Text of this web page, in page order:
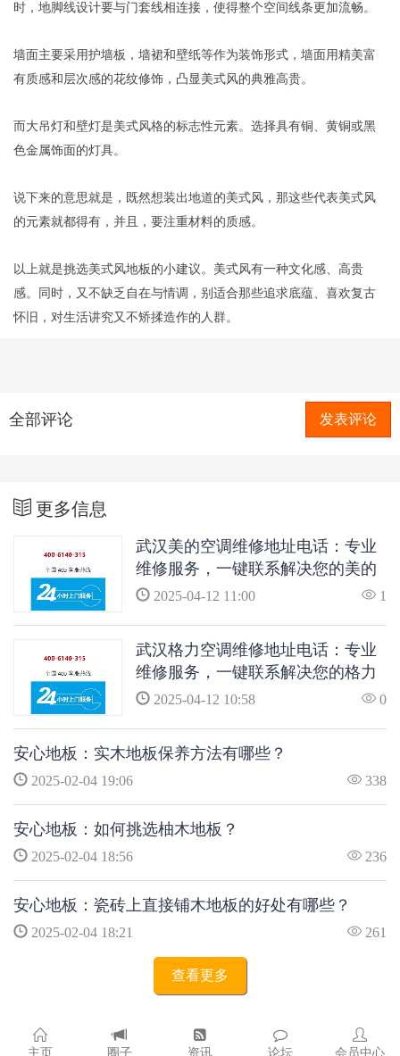
时，地脚线设计要与门套线相连接，使得整个空间线条更加流畅。
墙面主要采用护墙板，墙裙和壁纸等作为装饰形式，墙面用精美富
有质感和层次感的花纹修饰，凸显美式风的典雅高贵。
而大吊灯和壁灯是美式风格的标志性元素。选择具有铜、黄铜或黑
色金属饰面的灯具。
说下来的意思就是，既然想装出地道的美式风，那这些代表美式风
的元素就都得有，并且，要注重材料的质感。
以上就是挑选美式风地板的小建议。美式风有一种文化感、高贵
感。同时，又不缺乏自在与情调，别适合那些追求底蕴、喜欢复古
怀旧，对生活讲究又不矫揉造作的人群。
全部评论 发表评论
更多信息
武汉美的空调维修地址电话：专业
维修服务，一键联系解决您的美的
空调问题
2025-04-12 11:00 1
武汉格力空调维修地址电话：专业
维修服务，一键联系解决您的格力
空调问题
2025-04-12 10:58 0
安心地板：实木地板保养方法有哪些？
2025-02-04 19:06 338
安心地板：如何挑选柚木地板？
2025-02-04 18:56 236
安心地板：瓷砖上直接铺木地板的好处有哪些？
2025-02-04 18:21 261
查看更多
主页 圈子 资讯 论坛 会员中心